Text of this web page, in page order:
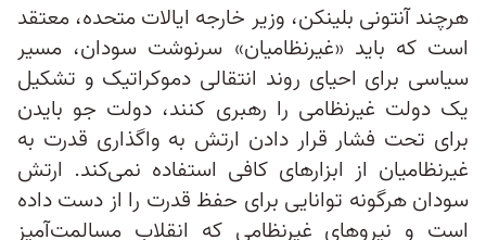
هرچند آنتونی بلینکن، وزیر خارجه ایالات متحده، معتقد
است که باید «غیرنظامیان» سرنوشت سودان، مسیر
سیاسی برای احیای روند انتقالی دموکراتیک و تشکیل
یک دولت غیرنظامی را رهبری کنند، دولت جو بایدن
برای تحت فشار قرار دادن ارتش به واگذاری قدرت به
غیرنظامیان از ابزار‌های کافی استفاده نمی‌کند. ارتش
سودان هرگونه توانایی برای حفظ قدرت را از دست داده
است و نیروهای غیرنظامی که انقلاب مسالمت‌آمیز